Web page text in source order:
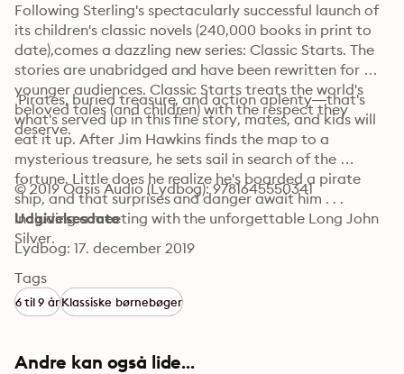
Following Sterling's spectacularly successful launch of
its children's classic novels (240,000 books in print to
date),comes a dazzling new series: Classic Starts. The
stories are unabridged and have been rewritten for
younger audiences. Classic Starts treats the world's
beloved tales (and children) with the respect they
deserve.
Pirates, buried treasure, and action aplenty—that's
what's served up in this fine story, mates, and kids will
eat it up. After Jim Hawkins finds the map to a
mysterious treasure, he sets sail in search of the
fortune. Little does he realize he's boarded a pirate
ship, and that surprises and danger await him . . .
including a meeting with the unforgettable Long John
Silver.
© 2019 Oasis Audio (Lydbog): 9781645550341
Udgivelsesdato
Lydbog: 17. december 2019
Tags
6 til 9 årKlassiske børnebøger
Andre kan også lide...